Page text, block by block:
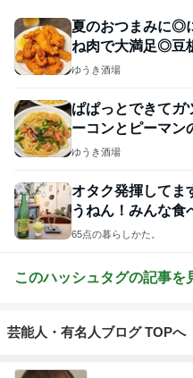
夏のおつまみに◎
ね肉で大満足◎豆
ン！
ゆうき酒場
ぱぱっとできてガ
ーコンとピーマン
ゆうき酒場
オタク発揮してま
うねん！みんな
65点の暮らしかた。
このハッシュタグの記事を
芸能人・有名人ブログ TOPへ